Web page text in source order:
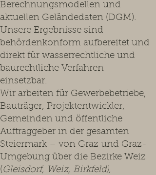
Berechnungsmodellen und
aktuellen Geländedaten (DGM).
Unsere Ergebnisse sind
behördenkonform aufbereitet und
direkt für wasserrechtliche und
baurechtliche Verfahren
einsetzbar.
Wir arbeiten für Gewerbebetriebe,
Bauträger, Projektentwickler,
Gemeinden und öffentliche
Auftraggeber in der gesamten
Steiermark – von Graz und Graz-
Umgebung über die Bezirke Weiz
(Gleisdorf, Weiz, Birkfeld),